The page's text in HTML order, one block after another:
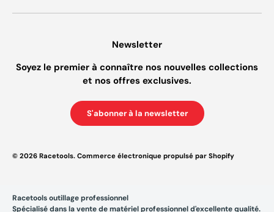
Newsletter
Soyez le premier à connaître nos nouvelles collections
et nos offres exclusives.
S'abonner à la newsletter
© 2026 Racetools. Commerce électronique propulsé par Shopify
Racetools outillage professionnel
Spécialisé dans la vente de matériel professionnel d'excellente qualité.